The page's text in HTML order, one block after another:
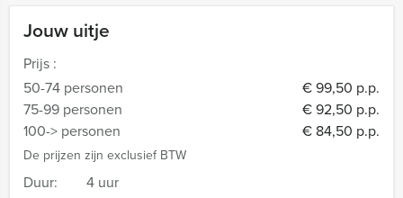
Jouw uitje
Prijs :
50-74 personen
€ 99,50 p.p.
75-99 personen
€ 92,50 p.p.
100-> personen
€ 84,50 p.p.
De prijzen zijn exclusief BTW
Duur:
4 uur